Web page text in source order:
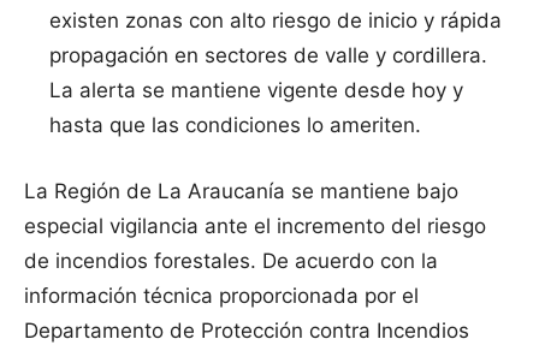
existen zonas con alto riesgo de inicio y rápida
propagación en sectores de valle y cordillera.
La alerta se mantiene vigente desde hoy y
hasta que las condiciones lo ameriten.
La Región de La Araucanía se mantiene bajo
especial vigilancia ante el incremento del riesgo
de incendios forestales. De acuerdo con la
información técnica proporcionada por el
Departamento de Protección contra Incendios